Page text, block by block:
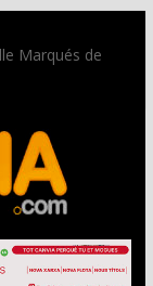
Marqués de
en la N-332
Cruz Roja
Festera
imágenes